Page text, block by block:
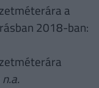
a
2018-ban:
n.a.